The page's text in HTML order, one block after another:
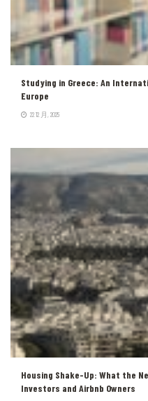
Studying in Greece: An
Europe
22 12 月, 2025
Housing Shake-Up: What the
Investors and Airbnb Owners